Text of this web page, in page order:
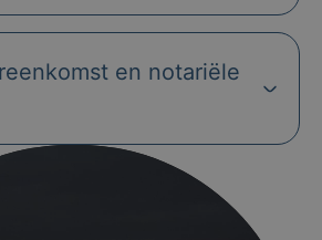
en notariële